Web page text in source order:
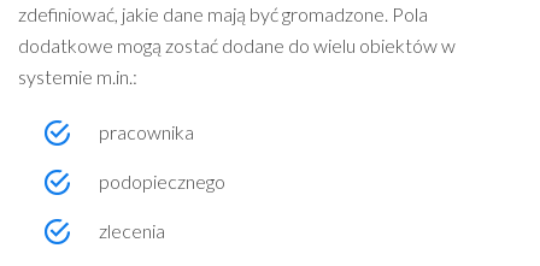
zdefiniować, jakie dane mają być gromadzone. Pola
dodatkowe mogą zostać dodane do wielu obiektów w
systemie m.in.:
pracownika
podopiecznego
zlecenia